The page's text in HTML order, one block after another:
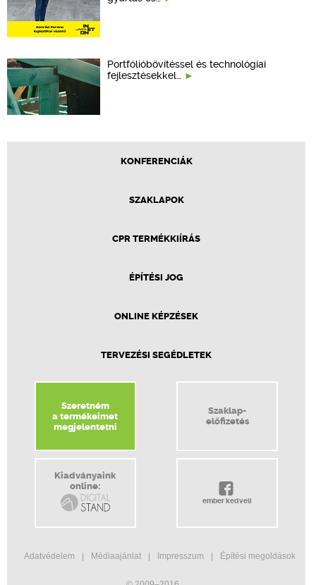
Portfólióbővítéssel és technológiai
fejlesztésekkel…
KONFERENCIÁK
SZAKLAPOK
CPR TERMÉKKIÍRÁS
ÉPÍTÉSI JOG
ONLINE KÉPZÉSEK
TERVEZÉSI SEGÉDLETEK
Szeretném
a termékeimet
megjelentetni
Szaklap-
előfizetés
Kiadványaink
online:
ember kedveli
Adatvédelem Médiaajánlat Impresszum Építési megoldások